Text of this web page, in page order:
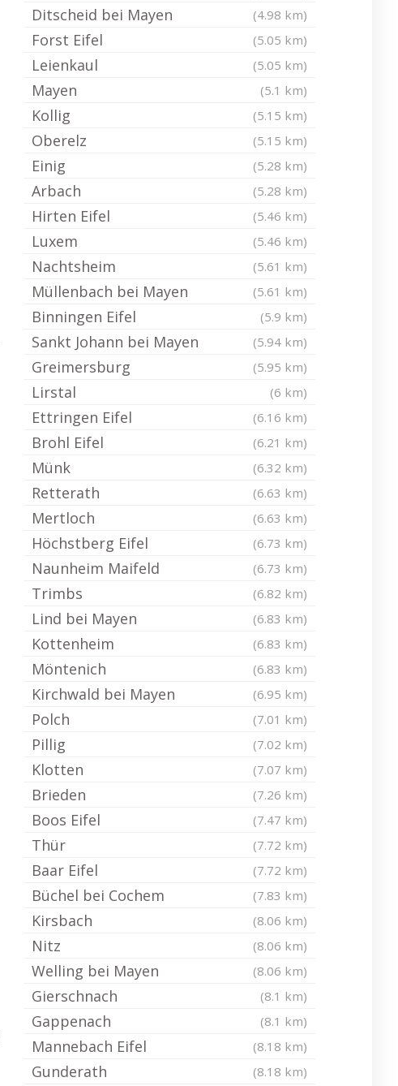
Ditscheid bei Mayen (4.98 km)
Forst Eifel (5.05 km)
Leienkaul (5.05 km)
Mayen (5.1 km)
Kollig (5.15 km)
Oberelz (5.15 km)
Einig (5.28 km)
Arbach (5.28 km)
Hirten Eifel (5.46 km)
Luxem (5.46 km)
Nachtsheim (5.61 km)
Müllenbach bei Mayen (5.61 km)
Binningen Eifel (5.9 km)
Sankt Johann bei Mayen (5.94 km)
Greimersburg (5.95 km)
Lirstal (6 km)
Ettringen Eifel (6.16 km)
Brohl Eifel (6.21 km)
Münk (6.32 km)
Retterath (6.63 km)
Mertloch (6.63 km)
Höchstberg Eifel (6.73 km)
Naunheim Maifeld (6.73 km)
Trimbs (6.82 km)
Lind bei Mayen (6.83 km)
Kottenheim (6.83 km)
Möntenich (6.83 km)
Kirchwald bei Mayen (6.95 km)
Polch (7.01 km)
Pillig (7.02 km)
Klotten (7.07 km)
Brieden (7.26 km)
Boos Eifel (7.47 km)
Thür (7.72 km)
Baar Eifel (7.72 km)
Büchel bei Cochem (7.83 km)
Kirsbach (8.06 km)
Nitz (8.06 km)
Welling bei Mayen (8.06 km)
Gierschnach (8.1 km)
Gappenach (8.1 km)
Mannebach Eifel (8.18 km)
Gunderath (8.18 km)